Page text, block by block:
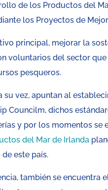
de los Productos del
los Proyectos de
principal, mejorar la
voluntarios del sector
pesqueros.
vez, apuntan al
Councilm, dichos
y por los momentos se
del Mar de Irlanda
este país.
también se encuentra